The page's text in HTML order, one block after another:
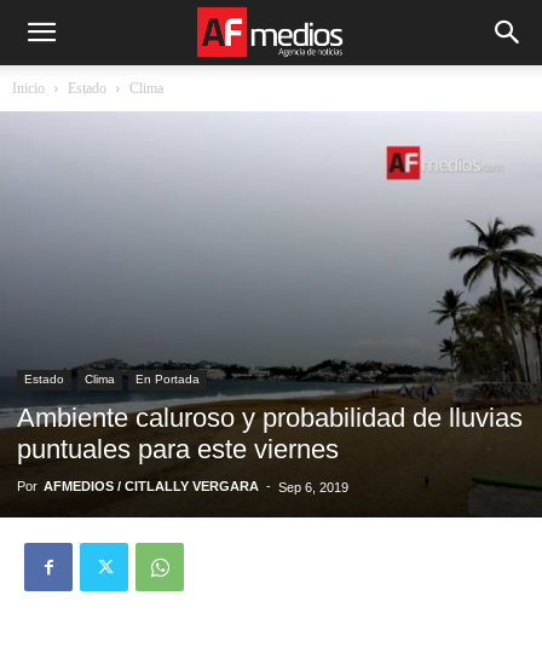
Inicio Estado Clima
Estado Clima En Portada
Ambiente caluroso y probabilidad de lluvias
puntuales para este viernes
Por AFMEDIOS / CITLALLY VERGARA - Sep 6, 2019